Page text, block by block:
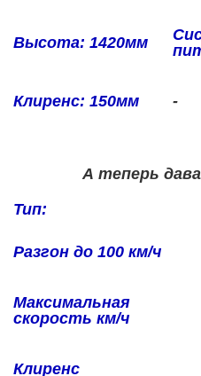
Высота: 1420мм
Клиренс: 150мм -
А теперь
Тип:
Разгон до 100 км/ч
Максимальная
скорость км/ч
Клиренс